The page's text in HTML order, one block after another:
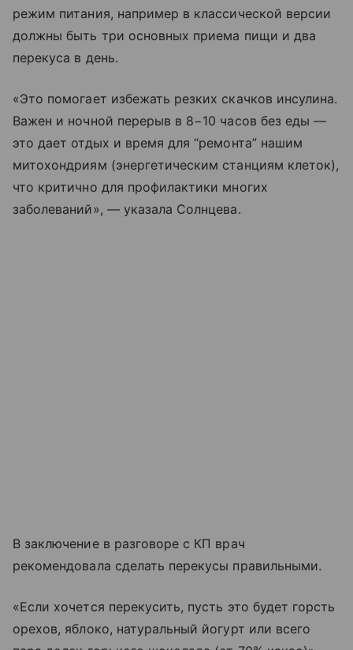
режим питания, например в классической версии
должны быть три основных приема пищи и два
перекуса в день.
«Это помогает избежать резких скачков инсулина.
Важен и ночной перерыв в 8−10 часов без еды —
это дает отдых и время для “ремонта” нашим
митохондриям (энергетическим станциям клеток),
что критично для профилактики многих
заболеваний», — указала Солнцева.
В заключение в разговоре с КП врач
рекомендовала сделать перекусы правильными.
«Если хочется перекусить, пусть это будет горсть
орехов, яблоко, натуральный йогурт или всего